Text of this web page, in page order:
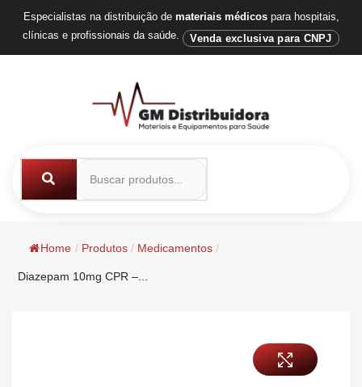
Especialistas na distribuição de materiais médicospara hospitais,
clínicas e profissionais da saúde.
Venda exclusiva para CNPJ
Home / Produtos / Medicamentos /
Diazepam 10mg CPR –...